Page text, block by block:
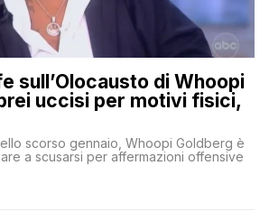
sull’Olocausto di Whoopi
uccisi per motivi fisici,
scorso gennaio, Whoopi Goldberg è
a scusarsi per affermazioni offensive